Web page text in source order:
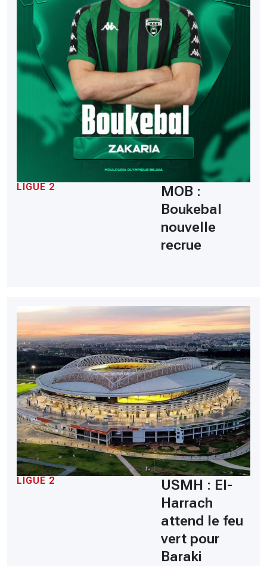
LIGUE 2
MOB :
Boukebal
nouvelle
recrue
LIGUE 2
USMH : El-
Harrach
attend le feu
vert pour
Baraki